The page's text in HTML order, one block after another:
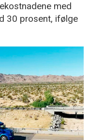
med
30 prosent, ifølge